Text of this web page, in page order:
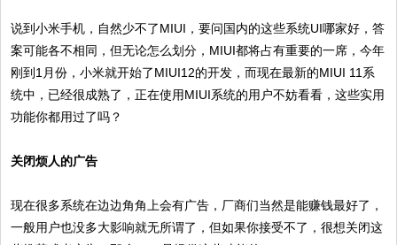
说到小米手机，自然少不了MIUI，要问国内的这些系统UI哪家好，答
案可能各不相同，但无论怎么划分，MIUI都将占有重要的一席，今年
刚到1月份，小米就开始了MIUI12的开发，而现在最新的MIUI 11系
统中，已经很成熟了，正在使用MIUI系统的用户不妨看看，这些实用
功能你都用过了吗？
关闭烦人的广告
现在很多系统在边边角角上会有广告，厂商们当然是能赚钱最好了，
一般用户也没多大影响就无所谓了，但如果你接受不了，很想关闭这